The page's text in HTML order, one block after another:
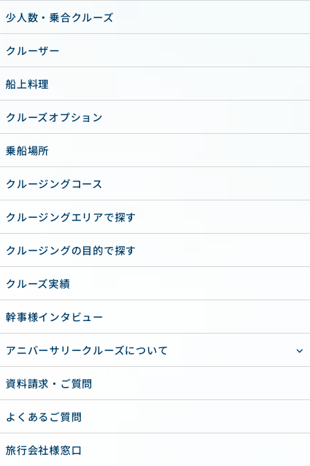
少人数・乗合クルーズ
クルーザー
船上料理
クルーズオプション
乗船場所
クルージングコース
クルージングエリアで探す
クルージングの目的で探す
クルーズ実績
幹事様インタビュー
アニバーサリークルーズについて
資料請求・ご質問
よくあるご質問
旅行会社様窓口